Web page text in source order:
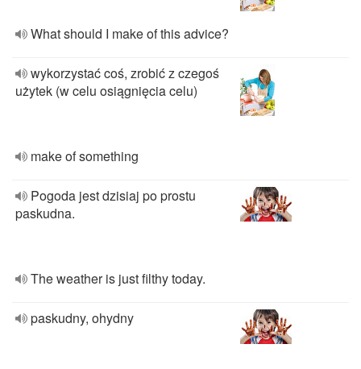
What should I make of this advice?
wykorzystać coś, zrobić z czegoś
użytek (w celu osiągnięcia celu)
make of something
Pogoda jest dzisiaj po prostu
paskudna.
The weather is just filthy today.
paskudny, ohydny